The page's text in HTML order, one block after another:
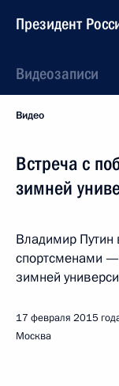
Президент
Видеозаписи
Видео
Встреча с
зимней
Владимир Путин
спортсменами —
зимней
17 февраля 2015
Москва